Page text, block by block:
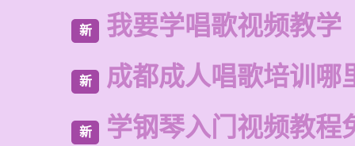
新 我要学唱歌视频教学
新 成都成人唱歌培训哪
新 学钢琴入门视频教程